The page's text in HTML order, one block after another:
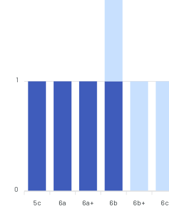
1
0
5c 6a 6a+ 6b 6b+ 6c